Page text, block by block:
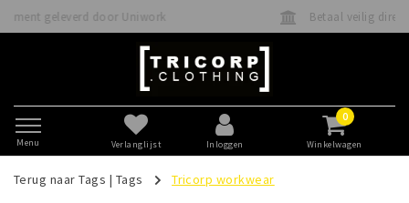
Betaal veilig direct of achteraf met Klarna
Menu Verlanglijst Inloggen
0
Winkelwagen
Terug naar Tags | Tags Tricorp workwear